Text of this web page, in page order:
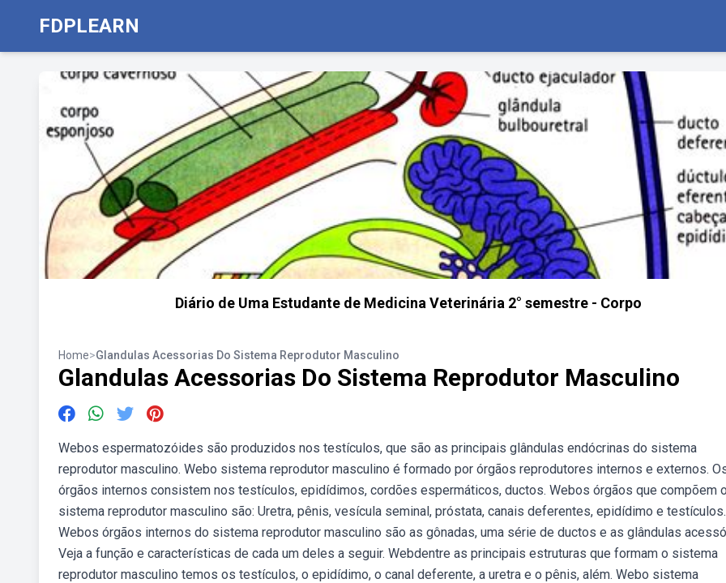
FDPLEARN
Diário de Uma Estudante de Medicina Veterinária 2° semestre - Corpo
Home>Glandulas Acessorias Do Sistema Reprodutor Masculino
Glandulas Acessorias Do Sistema Reprodutor Masculino
Webos espermatozóides são produzidos nos testículos, que são as principais glândulas endócrinas do sistema
reprodutor masculino. Webo sistema reprodutor masculino é formado por órgãos reprodutores internos e externos.
órgãos internos consistem nos testículos, epidídimos, cordões espermáticos, ductos. Webos órgãos que compõem o
sistema reprodutor masculino são: Uretra, pênis, vesícula seminal, próstata, canais deferentes, epidídimo e testículos.
Webos órgãos internos do sistema reprodutor masculino são as gônadas, uma série de ductos e as glândulas
Veja a função e características de cada um deles a seguir. Webdentre as principais estruturas que formam o sistema
reprodutor masculino temos os testículos, o epidídimo, o canal deferente, a uretra e o pênis, além. Webo sistema